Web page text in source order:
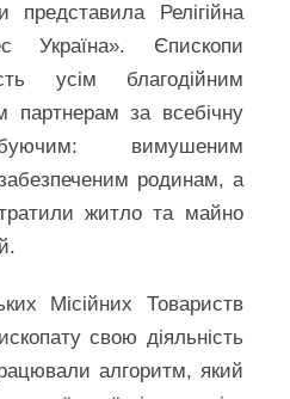
представила Релігійна
Україна». Єпископи
усім благодійним
партнерам за всебічну
вимушеним
родинам, а
житло та майно
Місійних Товариств
свою діяльність
алгоритм, який